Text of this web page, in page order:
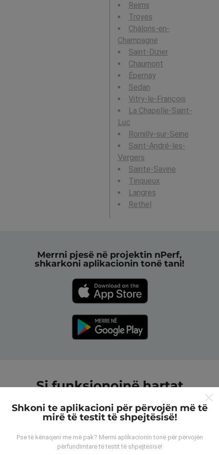
Reims
Troyes
Châlons-en-
Champagne
Saint-Dizier
Chaumont
Épernay
Sedan
Vitry-le-François
La Chapelle-Saint-
Luc
Romilly-sur-Seine
Saint-André-les-
Vergers
Sainte-Savine
Tinqueux
Langres
Rethel
Merrni pjesë në projektin nPerf,
shkarkoni aplikacionin tonë tani!
Si funksionojnë hartat
Shkoni te aplikacioni për përvojën më të
mirë të testit të shpejtësisë!
Pse të kënaqeni me më pak? Merrni aplikacionin tonë për përvojën
përfundimtare të testit të shpejtësisë!